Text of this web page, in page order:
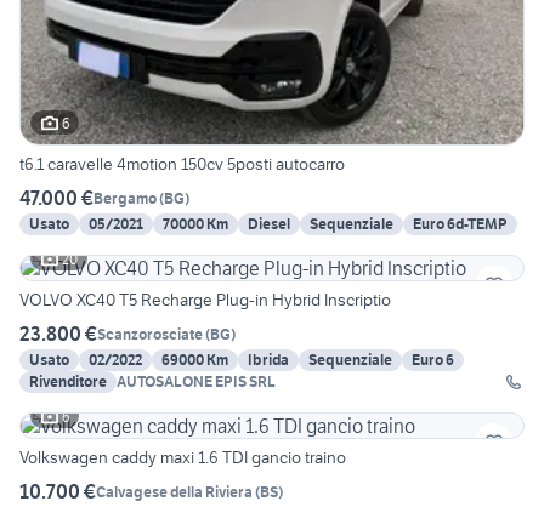
6
t6.1 caravelle 4motion 150cv 5posti autocarro
47.000 €Bergamo(BG)
Usato
05/2021 70000 Km Diesel Sequenziale
Euro 6d-TEMP
20
VOLVO XC40 T5 Recharge Plug-in Hybrid Inscriptio
23.800 €Scanzorosciate(BG)
Usato
02/2022 69000 Km Ibrida Sequenziale
Euro 6
Rivenditore AUTOSALONE EPIS SRL
6
Volkswagen caddy maxi 1.6 TDI gancio traino
10.700 €Calvagese della Riviera (BS)